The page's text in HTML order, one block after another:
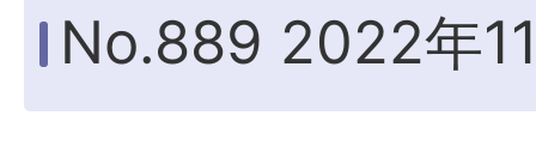
No.889 2022年